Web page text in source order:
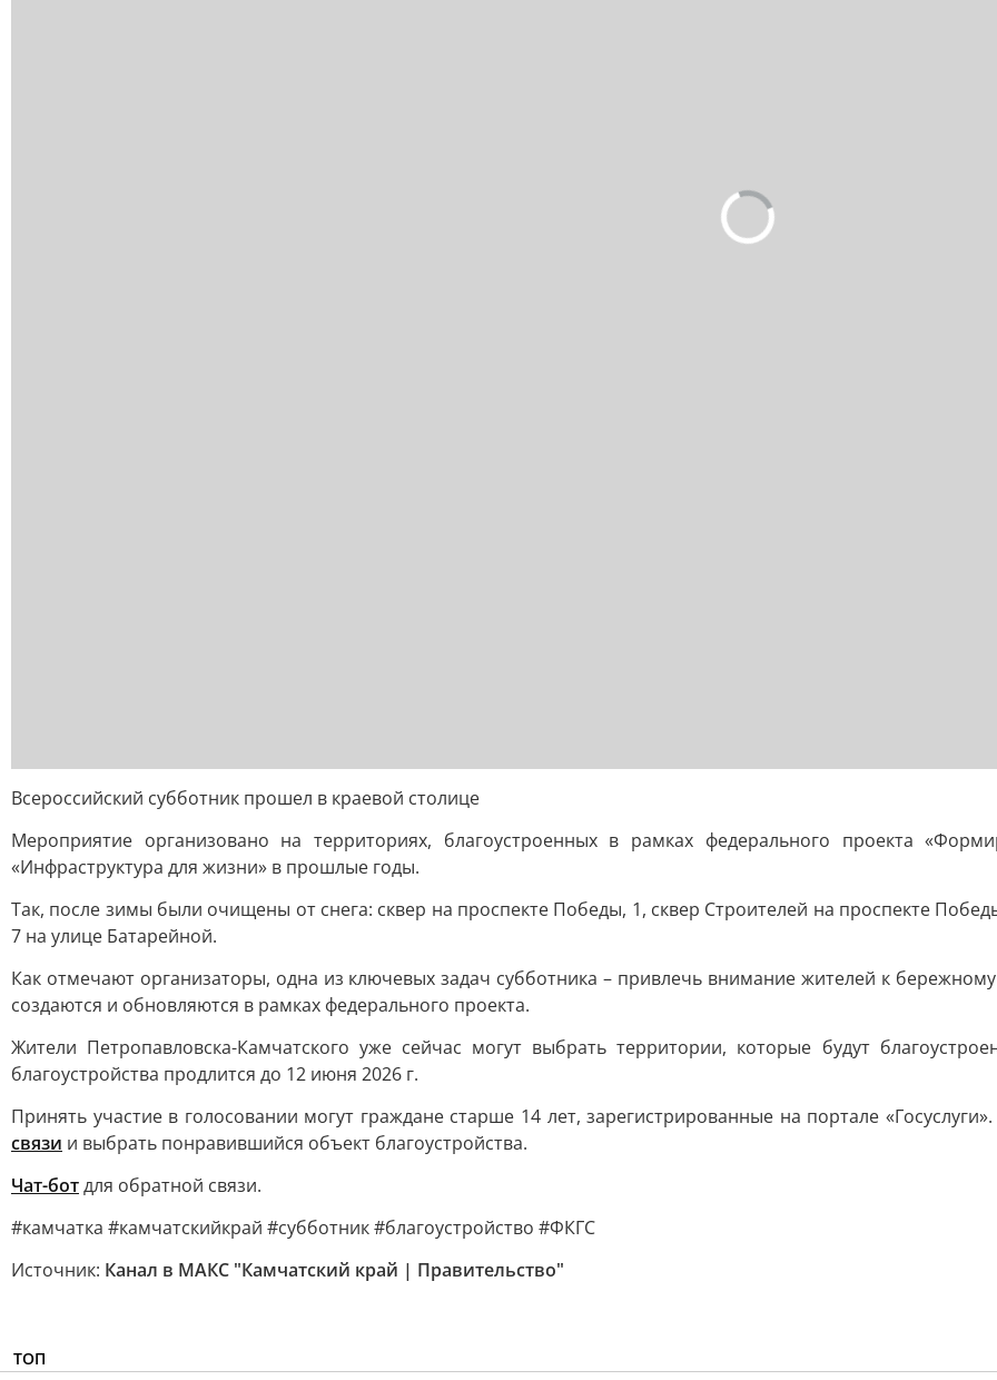
Всероссийский субботник прошел в краевой столице
Мероприятие организовано на территориях, благоустроенных в рамках федерального проекта
«Инфраструктура для жизни» в прошлые годы.
Так, после зимы были очищены от снега: сквер на проспекте Победы, 1, сквер Строителей на проспекте
7 на улице Батарейной.
Как отмечают организаторы, одна из ключевых задач субботника – привлечь внимание жителей к
создаются и обновляются в рамках федерального проекта.
Жители Петропавловска-Камчатского уже сейчас могут выбрать территории, которые будут
благоустройства продлится до 12 июня 2026 г.
Принять участие в голосовании могут граждане старше 14 лет, зарегистрированные на портале
связи и выбрать понравившийся объект благоустройства.
Чат-ботдля обратной связи.
#камчатка #камчатскийкрай #субботник #благоустройство #ФКГС
Источник: Канал в МАКС "Камчатский край | Правительство"
ТОП